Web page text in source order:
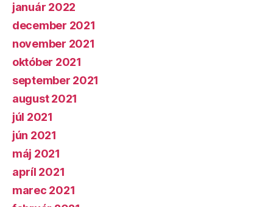
január 2022
december 2021
november 2021
október 2021
september 2021
august 2021
júl 2021
jún 2021
máj 2021
apríl 2021
marec 2021